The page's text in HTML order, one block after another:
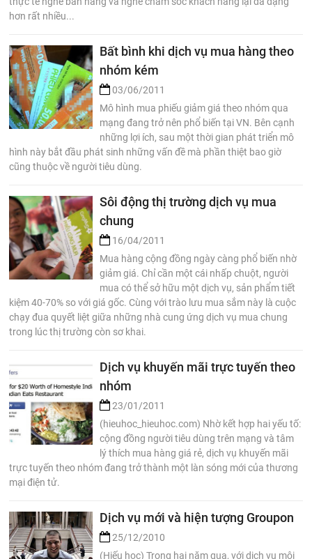
hơn rất nhiều...
Bất bình khi dịch vụ mua hàng theo
nhóm kém
03/06/2011
Mô hình mua phiếu giảm giá theo nhóm qua
mạng đang trở nên phổ biến tại VN. Bên cạnh
những lợi ích, sau một thời gian phát triển mô
hình này bắt đầu phát sinh những vấn đề mà phần thiệt bao giờ
cũng thuộc về người tiêu dùng.
Sôi động thị trường dịch vụ mua
chung
16/04/2011
Mua hàng cộng đồng ngày càng phổ biến nhờ
giảm giá. Chỉ cần một cái nhấp chuột, người
mua có thể sở hữu một dịch vụ, sản phẩm tiết
kiệm 40-70% so với giá gốc. Cùng với trào lưu mua sắm này là cuộc
chạy đua quyết liệt giữa những nhà cung ứng dịch vụ mua chung
trong lúc thị trường còn sơ khai.
Dịch vụ khuyến mãi trực tuyến theo
nhóm
23/01/2011
(hieuhoc_hieuhoc.com) Nhờ kết hợp hai yếu tố:
cộng đồng người tiêu dùng trên mạng và tâm
lý thích mua hàng giá rẻ, dịch vụ khuyến mãi
trực tuyến theo nhóm đang trở thành một làn sóng mới của thương
mại điện tử.
Dịch vụ mới và hiện tượng Groupon
25/12/2010
(Hiếu học) Trong hai năm qua, với dịch vụ môi